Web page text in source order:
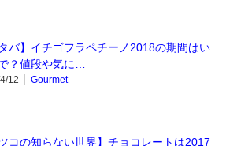
タバ】イチゴフラペチーノ2018の期間はい
？値段や気に…
12 Gourmet
ツコの知らない世界】チョコレートは2017